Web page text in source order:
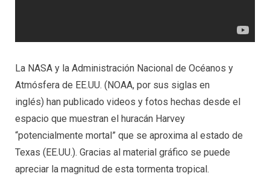
La NASA y la Administración Nacional de Océanos y
Atmósfera de EE.UU. (NOAA, por sus siglas en
inglés) han publicado videos y fotos hechas desde el
espacio que muestran el huracán Harvey
“potencialmente mortal” que se aproxima al estado de
Texas (EE.UU.). Gracias al material gráfico se puede
apreciar la magnitud de esta tormenta tropical.